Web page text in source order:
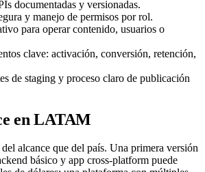
documentadas y versionadas.
y manejo de permisos por rol.
para operar contenido, usuarios o
clave: activación, conversión, retención,
de staging y proceso claro de publicación
en LATAM
alcance que del país. Una primera versión
básico y app cross-platform puede